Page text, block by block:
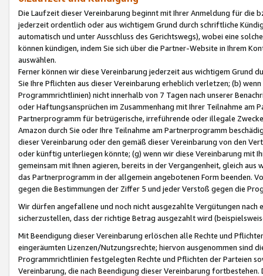
Die Laufzeit dieser Vereinbarung beginnt mit Ihrer Anmeldung für die
jederzeit ordentlich oder aus wichtigem Grund durch schriftliche
automatisch und unter Ausschluss des Gerichtswegs), wobei eine
können kündigen, indem Sie sich über die Partner-Website in Ihrem
auswählen.
Ferner können wir diese Vereinbarung jederzeit aus wichtigem Grund
Sie Ihre Pflichten aus dieser Vereinbarung erheblich verletzen; (b)
Programmrichtlinien) nicht innerhalb von 7 Tagen nach unserer
oder Haftungsansprüchen im Zusammenhang mit Ihrer Teilnahme am
Partnerprogramm für betrügerische, irreführende oder illegale
Amazon durch Sie oder Ihre Teilnahme am Partnerprogramm
dieser Vereinbarung oder den gemäß dieser Vereinbarung von den
oder künftig unterliegen könnte; (g) wenn wir diese Vereinbarung mit
gemeinsam mit Ihnen agieren, bereits in der Vergangenheit, gleich
das Partnerprogramm in der allgemein angebotenen Form beenden.
gegen die Bestimmungen der Ziffer 5 und jeder Verstoß gegen die
Wir dürfen angefallene und noch nicht ausgezahlte Vergütungen
sicherzustellen, dass der richtige Betrag ausgezahlt wird
Mit Beendigung dieser Vereinbarung erlöschen alle Rechte und
eingeräumten Lizenzen/Nutzungsrechte; hiervon ausgenommen sind
Programmrichtlinien festgelegten Rechte und Pflichten der Parteien
Vereinbarung, die nach Beendigung dieser Vereinbarung